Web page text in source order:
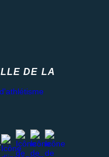
DE LA
instagram
facebook
stravayoutube